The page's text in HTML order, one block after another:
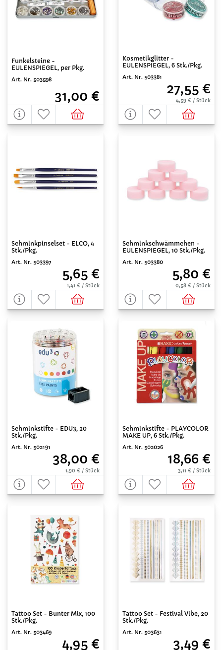
Funkelsteine -
EULENSPIEGEL, per Pkg.
Art. Nr. 503598
31,00 €
Kosmetikglitter -
EULENSPIEGEL, 6 Stk./Pkg.
Art. Nr. 503381
27,55 €
4,59 € / Stück
Schminkpinselset - ELCO, 4
Stk./Pkg.
Art. Nr. 503397
5,65 €
1,41 € / Stück
Schminkschwämmchen -
EULENSPIEGEL, 10 Stk./Pkg.
Art. Nr. 503380
5,80 €
0,58 € / Stück
Schminkstifte - EDU3, 20
Stk./Pkg.
Art. Nr. 502191
38,00 €
1,90 € / Stück
Schminkstifte - PLAYCOLOR
MAKE UP, 6 Stk./Pkg.
Art. Nr. 502026
18,66 €
3,11 € / Stück
Tattoo Set - Bunter Mix, 100
Stk./Pkg.
Art. Nr. 503469
4,95 €
Tattoo Set - Festival Vibe, 20
Stk./Pkg.
Art. Nr. 503631
3,49 €